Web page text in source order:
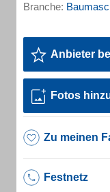
Branche:
Anbieter
Fotos
Zu meinen
Festnetz